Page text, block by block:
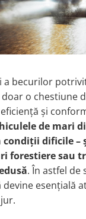
a becurilor
o chestiune
și
de mari
condiții dificile –
forestiere sau
. În astfel de
esențială